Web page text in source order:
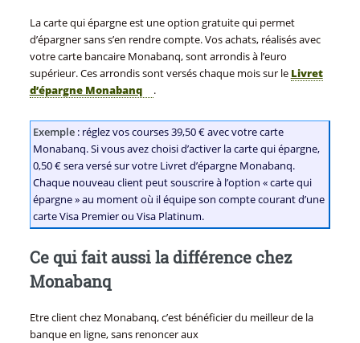
La carte qui épargne est une option gratuite qui permet
d’épargner sans s’en rendre compte. Vos achats, réalisés avec
votre carte bancaire Monabanq, sont arrondis à l’euro
supérieur. Ces arrondis sont versés chaque mois sur le Livret
d’épargne Monabanq
.
Exemple: réglez vos courses 39,50 € avec votre carte
Monabanq. Si vous avez choisi d’activer la carte qui épargne,
0,50 € sera versé sur votre Livret d’épargne Monabanq.
Chaque nouveau client peut souscrire à l’option « carte qui
épargne » au moment où il équipe son compte courant d’une
carte Visa Premier ou Visa Platinum.
Ce qui fait aussi la différence chez
Monabanq
Etre client chez Monabanq, c’est bénéficier du meilleur de la
banque en ligne, sans renoncer aux